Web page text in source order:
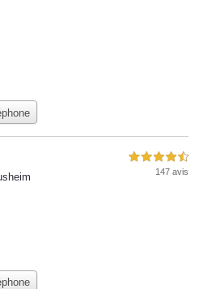
4,5 étoiles sur 5
147 avis